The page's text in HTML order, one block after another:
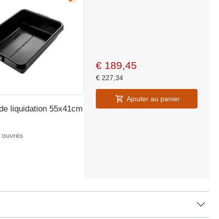
liquidation 55x41cm
ouvrés
€ 189,45
€ 227,34
Ajouter au panier